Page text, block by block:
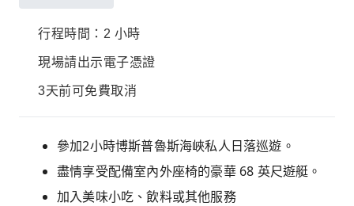
行程時間：2 小時
現場請出示電子憑證
3天前可免費取消
參加2小時博斯普魯斯海峽私人日落巡遊。
盡情享受配備室內外座椅的豪華 68 英尺遊艇。
加入美味小吃、飲料或其他服務